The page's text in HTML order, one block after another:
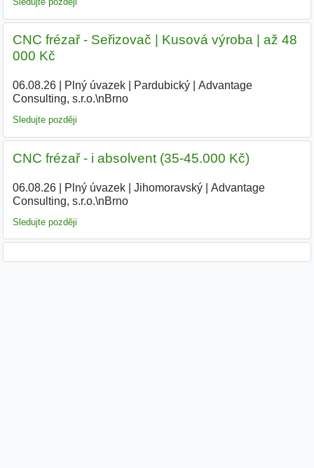
CNC frézař - Seřizovač | Kusová výroba | až 48
000 Kč
06.08.26| Plný úvazek| Pardubický|
Advantage
Consulting, s.r.o.\nBrno
Sledujte později
CNC frézař - i absolvent (35-45.000 Kč)
06.08.26| Plný úvazek| Jihomoravský|
Advantage
Consulting, s.r.o.\nBrno
Sledujte později